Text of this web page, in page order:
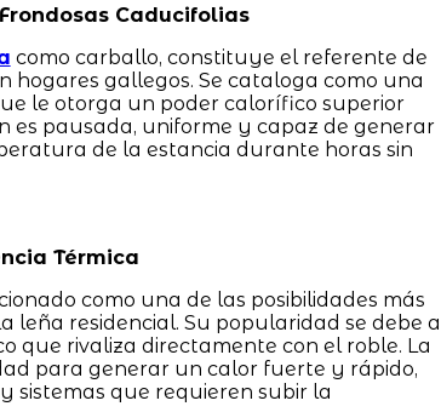
Caducifolias
como carballo, constituye el referente de
gallegos. Se cataloga como una
le otorga un poder calorífico superior
es pausada, uniforme y capaz de generar
de la estancia durante horas sin
Térmica
como una de las posibilidades más
leña residencial. Su popularidad se debe a
que rivaliza directamente con el roble. La
para generar un calor fuerte y rápido,
sistemas que requieren subir la